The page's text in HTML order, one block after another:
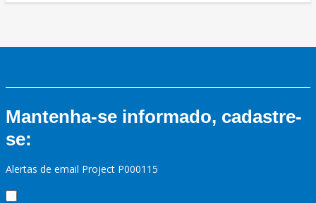
Mantenha-se informado, cadastre-
se:
Alertas de email Project P000115